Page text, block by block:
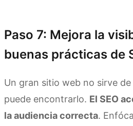
Paso 7: Mejora la
buenas prácticas de
Un gran sitio web no sirve
puede encontrarlo. El SEO
la audiencia correcta.